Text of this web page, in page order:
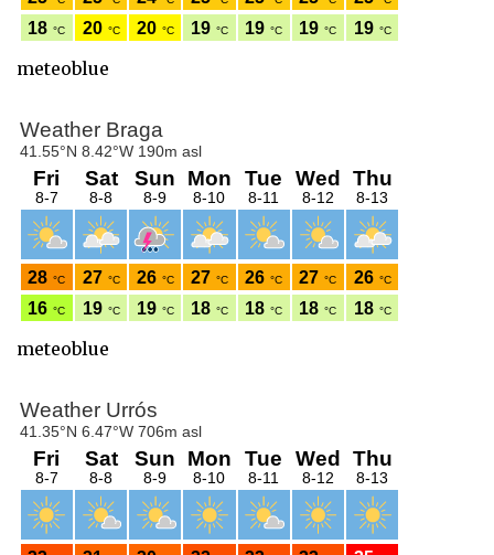
meteoblue
meteoblue